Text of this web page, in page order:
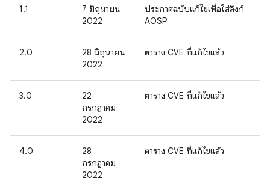
1.1
7 มิถุนายน
2022
ประกาศฉบับแก้ไขเพื่อใส่ลิงก์
AOSP
2.0
28 มิถุนายน
2022
ตาราง CVE ที่แก้ไขแล้ว
3.0
22
กรกฎาคม
2022
ตาราง CVE ที่แก้ไขแล้ว
4.0
28
กรกฎาคม
2022
ตาราง CVE ที่แก้ไขแล้ว